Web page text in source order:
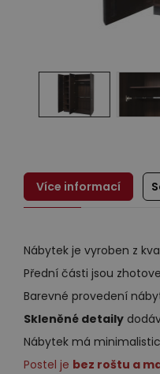
Více informací
Nábytek je vyroben z
Přední části jsou
Barevné provedení
Skleněné detaily
Nábytek má
Postel je bez roštu a